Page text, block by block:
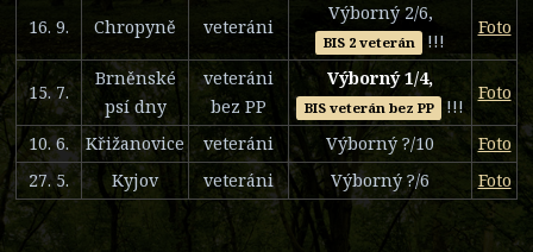
16. 9. Chropyně veteráni
Výborný 2/6,
BIS 2 veterán !!!
Foto
15. 7.
Brněnské
psí dny
veteráni
bez PP
Výborný 1/4,
BIS veterán bez PP !!!
Foto
10. 6. Křižanovice veteráni Výborný ?/10
Foto
27. 5.
Kyjov veteráni Výborný ?/6 Foto